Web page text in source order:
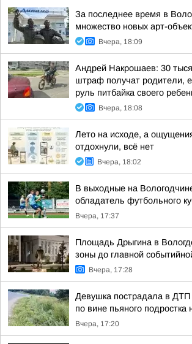
За последнее время в
множество новых арт-
Вчера, 18:09
Андрей Накрошаев: 30
штраф получат родители,
руль питбайка своего
Вчера, 18:08
Лето на исходе, а
отдохнули, всё нет
Вчера, 18:02
В выходные на
обладатель футбольного
Вчера, 17:37
Площадь Дрыгина в
зоны до главной
Вчера, 17:28
Девушка пострадала в
по вине пьяного подростка
Вчера, 17:20